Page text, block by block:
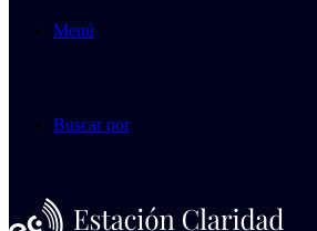
Menú
Buscar por